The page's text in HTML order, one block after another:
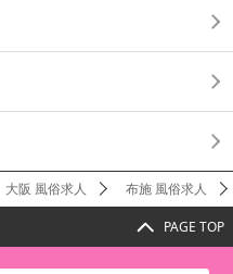
大阪 風俗求人 布施 風俗求人
PAGE TOP